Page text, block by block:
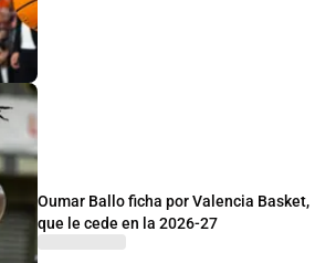
Oumar Ballo ficha por Valencia Basket,
que le cede en la 2026-27